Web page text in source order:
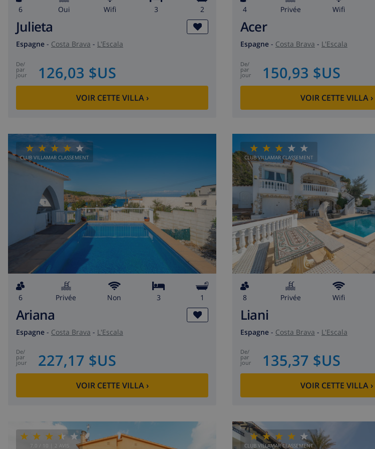
6 Oui wifi 3 2
Julieta
Espagne - Costa Brava - L'Escala
de/
par
jour 126,03 $US
VOIR CETTE VILLA›
4 privée wifi
Acer
Espagne - Costa Brava - L'Escala
de/
par
jour 150,93 $US
VOIR CETTE VILLA›
CLUB VILLAMAR CLASSEMENT
6 privée Non 3 1
Ariana
Espagne - Costa Brava - L'Escala
de/
par
jour 227,17 $US
VOIR CETTE VILLA›
CLUB VILLAMAR CLASSEMENT
8 privée wifi
Liani
Espagne - Costa Brava - L'Escala
de/
par
jour 135,37 $US
VOIR CETTE VILLA›
7.0 / 10 | 2 AVIS CLUB VILLAMAR CLASSEMENT